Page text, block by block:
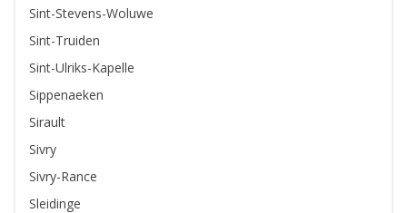
Sint-Stevens-Woluwe
Sint-Truiden
Sint-Ulriks-Kapelle
Sippenaeken
Sirault
Sivry
Sivry-Rance
Sleidinge